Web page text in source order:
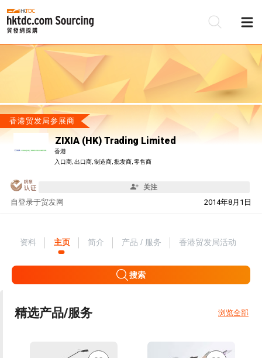
香港贸发局参展商
ZIXIA (HK) Trading Limited
香港
入口商, 出口商, 制造商, 批发商, 零售商
关注
自 2014年8月1日
登录于贸发网
资料 主页 简介 产品 / 服务 香港贸发局活动
搜索
精选产品/服务 浏览全部